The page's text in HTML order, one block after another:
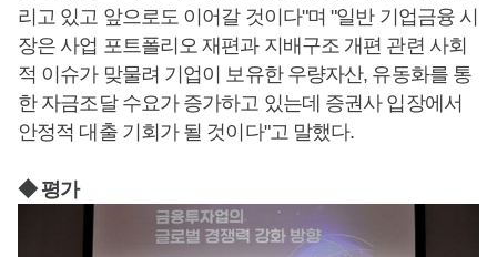
리고 있고 앞으로도 이어갈 것이다"며 "일반 기업금융 시
장은 사업 포트폴리오 재편과 지배구조 개편 관련 사회
적 이슈가 맞물려 기업이 보유한 우량자산, 유동화를 통
한 자금조달 수요가 증가하고 있는데 증권사 입장에서
안정적 대출 기회가 될 것이다"고 말했다.
◆ 평가